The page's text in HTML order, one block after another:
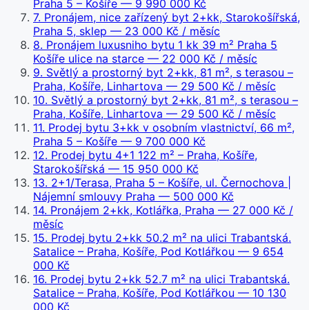
Praha 5 – Košíře — 9 990 000 Kč
7. Pronájem, nice zařízený byt 2+kk, Starokošířská,
Praha 5, sklep — 23 000 Kč / měsíc
8. Pronájem luxusniho bytu 1 kk 39 m² Praha 5
Košíře ulice na starce — 22 000 Kč / měsíc
9. Světlý a prostorný byt 2+kk, 81 m², s terasou –
Praha, Košíře, Linhartova — 29 500 Kč / měsíc
10. Světlý a prostorný byt 2+kk, 81 m², s terasou –
Praha, Košíře, Linhartova — 29 500 Kč / měsíc
11. Prodej bytu 3+kk v osobním vlastnictví, 66 m²,
Praha 5 – Košíře — 9 700 000 Kč
12. Prodej bytu 4+1 122 m² – Praha, Košíře,
Starokošířská — 15 950 000 Kč
13. 2+1/Terasa, Praha 5 – Košíře, ul. Černochova |
Nájemní smlouvy Praha — 500 000 Kč
14. Pronájem 2+kk, Kotlářka, Praha — 27 000 Kč /
měsíc
15. Prodej bytu 2+kk 50.2 m² na ulici Trabantská.
Satalice – Praha, Košíře, Pod Kotlářkou — 9 654
000 Kč
16. Prodej bytu 2+kk 52.7 m² na ulici Trabantská.
Satalice – Praha, Košíře, Pod Kotlářkou — 10 130
000 Kč